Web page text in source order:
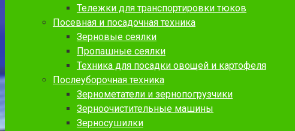
Тележки для транспортировки тюков
Посевная и посадочная техника
Зерновые сеялки
Пропашные сеялки
Техника для посадки овощей и картофеля
Послеуборочная техника
Зернометатели и зернопогрузчики
Зерноочистительные машины
Зерносушилки